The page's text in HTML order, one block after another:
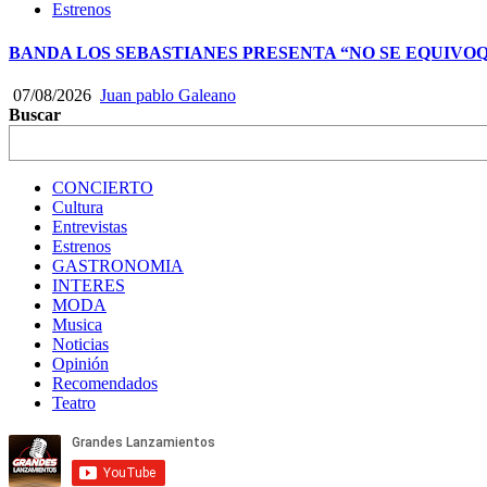
Estrenos
BANDA LOS SEBASTIANES PRESENTA “NO SE
07/08/2026 Juan pablo Galeano
Buscar
CONCIERTO
Cultura
Entrevistas
Estrenos
GASTRONOMIA
INTERES
MODA
Musica
Noticias
Opinión
Recomendados
Teatro